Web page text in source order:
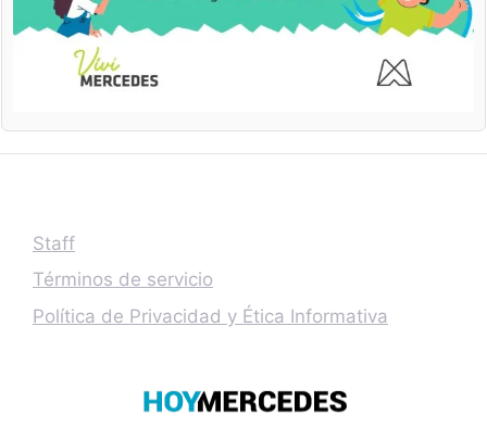
Staff
Términos de servicio
Política de Privacidad y Ética Informativa